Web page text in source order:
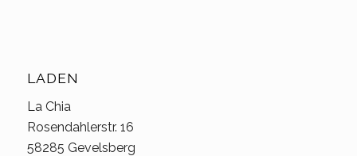
LADEN
La Chia
Rosendahlerstr. 16
58285 Gevelsberg